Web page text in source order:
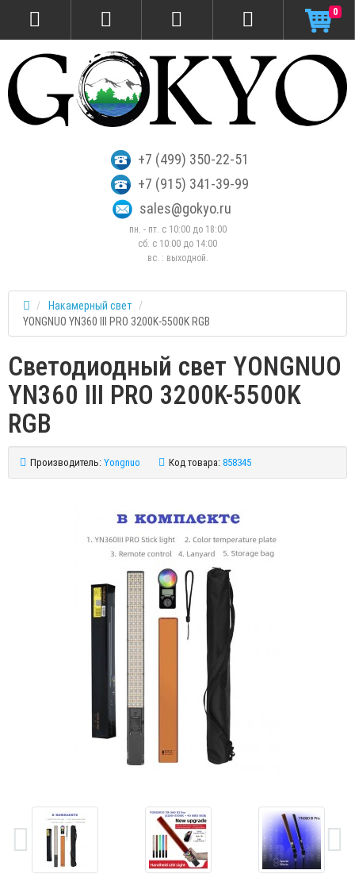
+7 (499) 350-22-51
+7 (915) 341-39-99
sales@gokyo.ru
пн. - пт. с 10:00 до 18:00
сб. c 10:00 до 14:00
вс. : выходной.
0
Накамерный свет
YONGNUO YN360 III PRO 3200K-5500K RGB
Светодиодный свет YONGNUO
YN360 III PRO 3200K-5500K
RGB
Производитель: Yongnuo Код товара: 858345